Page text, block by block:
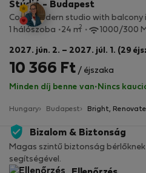
Stúdió - Budapest
Cozy, modern studio with balcony
1 hálószoba
24 m2 1000/300
2027. jún. 2. – 2027. júl. 1. (29
10 366 Ft / éjszaka
Minden díj benne van· Nincs
Hungary Budapest Bright,
Bizalom & Biztonság
Magas szintű biztonság
segítségével.